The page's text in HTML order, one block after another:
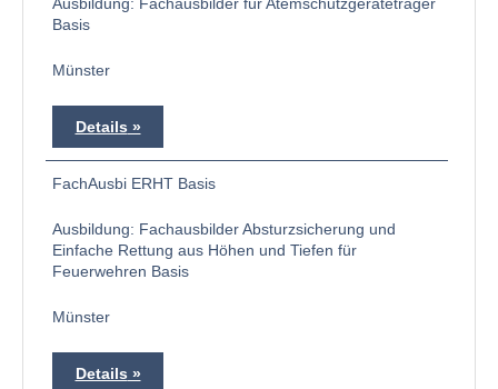
Basis
Münster
Details
FachAusbi ERHT Basis
Ausbildung: Fachausbilder Absturzsicherung und
Einfache Rettung aus Höhen und Tiefen für
Feuerwehren Basis
Münster
Details